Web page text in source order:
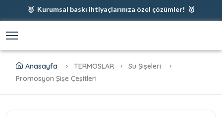
🥇 Kurumsal baskı ihtiyaçlarınıza özel çözümler! 🥇
🥇 Fiyatlarımıza baskı ve kargo dahildir! 🥇
Anasayfa TERMOSLAR
Su Şişeleri
Promosyon Şişe Çeşitleri